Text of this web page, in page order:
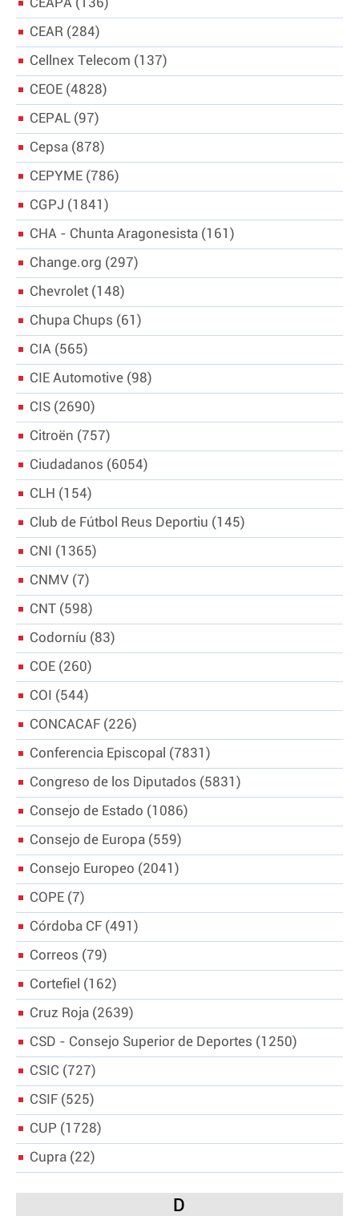
CEAPA
136
CEAR
284
Cellnex Telecom
137
CEOE 4828
CEPAL 97
Cepsa
878
CEPYME 786
CGPJ
1841
CHA - Chunta Aragonesista
161
Change.org
297
Chevrolet
148
Chupa Chups
61
CIA
565
CIE Automotive 98
CIS
2690
Citroën
757
Ciudadanos
6054
CLH
154
Club de Fútbol Reus Deportiu
145
CNI
1365
CNMV 7
CNT
598
Codorníu
83
COE
260
COI
544
CONCACAF
226
Conferencia Episcopal
7831
Congreso de los Diputados
5831
Consejo de Estado
1086
Consejo de Europa
559
Consejo Europeo
2041
COPE 7
Córdoba CF 491
Correos
79
Cortefiel
162
Cruz Roja
2639
CSD - Consejo Superior de Deportes
1250
CSIC
727
CSIF
525
CUP
1728
Cupra
22
D